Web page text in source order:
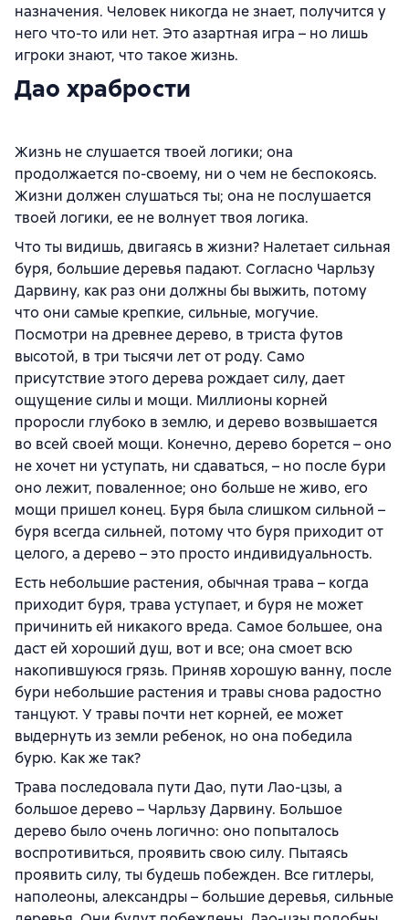
назначения. Человек никогда не знает, получится у
него что-то или нет. Это азартная игра – но лишь
игроки знают, что такое жизнь.
Дао храбрости
Жизнь не слушается твоей логики; она
продолжается по-своему, ни о чем не беспокоясь.
Жизни должен слушаться ты; она не послушается
твоей логики, ее не волнует твоя логика.
Что ты видишь, двигаясь в жизни? Налетает сильная
буря, большие деревья падают. Согласно Чарльзу
Дарвину, как раз они должны бы выжить, потому
что они самые крепкие, сильные, могучие.
Посмотри на древнее дерево, в триста футов
высотой, в три тысячи лет от роду. Само
присутствие этого дерева рождает силу, дает
ощущение силы и мощи. Миллионы корней
проросли глубоко в землю, и дерево возвышается
во всей своей мощи. Конечно, дерево борется – оно
не хочет ни уступать, ни сдаваться, – но после бури
оно лежит, поваленное; оно больше не живо, его
мощи пришел конец. Буря была слишком сильной –
буря всегда сильней, потому что буря приходит от
целого, а дерево – это просто индивидуальность.
Есть небольшие растения, обычная трава – когда
приходит буря, трава уступает, и буря не может
причинить ей никакого вреда. Самое большее, она
даст ей хороший душ, вот и все; она смоет всю
накопившуюся грязь. Приняв хорошую ванну, после
бури небольшие растения и травы снова радостно
танцуют. У травы почти нет корней, ее может
выдернуть из земли ребенок, но она победила
бурю. Как же так?
Трава последовала пути Дао, пути Лао-цзы, а
большое дерево – Чарльзу Дарвину. Большое
дерево было очень логично: оно попыталось
воспротивиться, проявить свою силу. Пытаясь
проявить силу, ты будешь побежден. Все гитлеры,
наполеоны, александры – большие деревья, сильные